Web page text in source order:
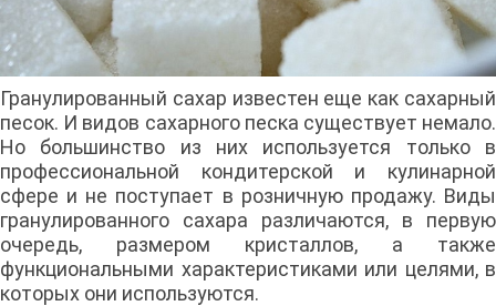
Гранулированный сахар известен еще как сахарный
песок. И видов сахарного песка существует немало.
Но большинство из них используется только в
профессиональной кондитерской и кулинарной
сфере и не поступает в розничную продажу. Виды
гранулированного сахара различаются, в первую
очередь, размером кристаллов, а также
функциональными характеристиками или целями, в
которых они используются.